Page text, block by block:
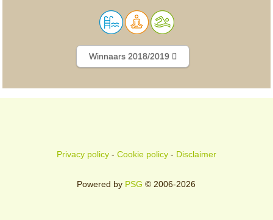
Winnaars 2018/2019
Privacy policy- Cookie policy- Disclaimer
Powered by PSG © 2006-2026